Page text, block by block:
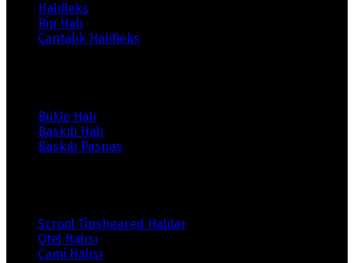
Halıfleks
Rip Halı
Çantalık Halıfleks
Bukle Halı
Baskılı Halı
Baskılı Paspas
Scrool Tipsheared Halılar
Otel Halısı
Cami Halısı